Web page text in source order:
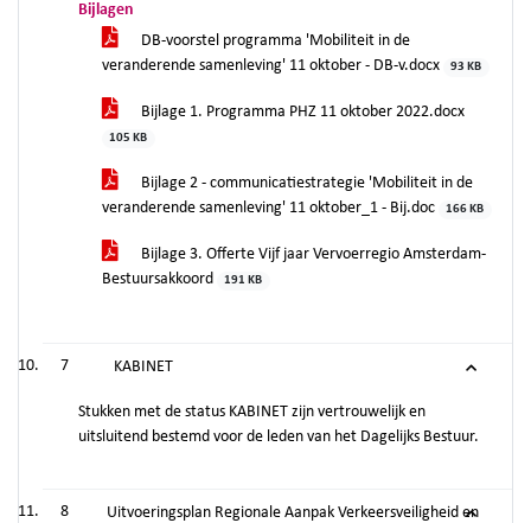
Bijlagen
DB-voorstel programma 'Mobiliteit in de
veranderende samenleving' 11 oktober - DB-v.docx
93 KB
Bijlage 1. Programma PHZ 11 oktober 2022.docx
105 KB
Bijlage 2 - communicatiestrategie 'Mobiliteit in de
veranderende samenleving' 11 oktober_1 - Bij.doc
166 KB
Bijlage 3. Offerte Vijf jaar Vervoerregio Amsterdam-
Bestuursakkoord
191 KB
7 KABINET
Stukken met de status KABINET zijn vertrouwelijk en
uitsluitend bestemd voor de leden van het Dagelijks Bestuur.
8
Uitvoeringsplan Regionale Aanpak Verkeersveiligheid en